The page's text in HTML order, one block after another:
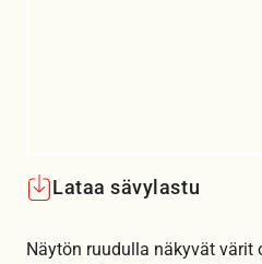
Lataa sävylastu
Näytön ruudulla näkyvät värit